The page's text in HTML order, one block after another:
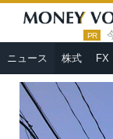
PR
ニュース 株式 FX
HOME » ニュー
ポイントへの乗り